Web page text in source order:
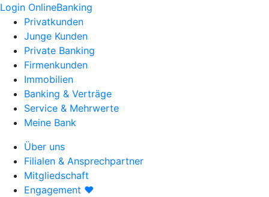
Login OnlineBanking
Privatkunden
Junge Kunden
Private Banking
Firmenkunden
Immobilien
Banking & Verträge
Service & Mehrwerte
Meine Bank
Über uns
Filialen & Ansprechpartner
Mitgliedschaft
Engagement ❤️